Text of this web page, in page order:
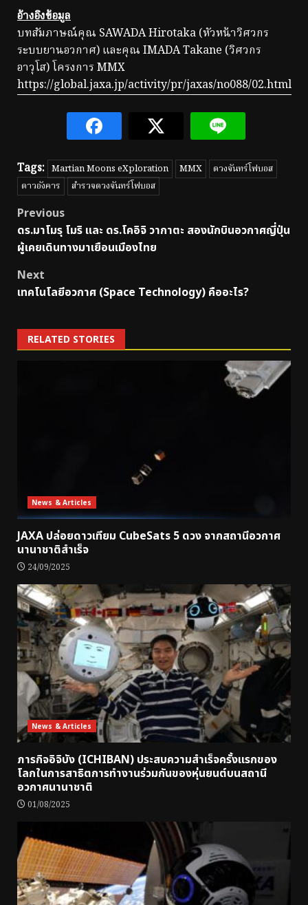
อ้างอิงข้อมูล
บทสัมภาษณ์คุณ SAWADA Hirotaka (หัวหน้าวิศวกร
ระบบยานอวกาศ) และคุณ IMADA Takane (วิศวกร
อาวุโส) โครงการ MMX
https://global.jaxa.jp/activity/pr/jaxas/no088/02.html
Tags: Martian Moons eXploration MMX
ดวงจันทร์โฟบอส
ดาวอังคาร
สำรวจดวงจันทร์โฟบอส
Post
navigation
Previous
ดร.มาโมรุ โมริ และ ดร.โคอิจิ วากาตะ สองนักบินอวกาศญี่ปุ่น
ผู้เคยเดินทางมาเยือนเมืองไทย
Next
เทคโนโลยีอวกาศ (Space Technology) คืออะไร?
RELATED STORIES
News & Articles
JAXA ปล่อยดาวเทียม CubeSats 5 ดวง จากสถานีอวกาศ
นานาชาติสำเร็จ
24/09/2025
News & Articles
ภารกิจอิจิบัง (ICHIBAN) ประสบความสำเร็จครั้งแรกของ
โลกในการสาธิตการทำงานร่วมกันของหุ่นยนต์บนสถานี
อวกาศนานาชาติ
01/08/2025